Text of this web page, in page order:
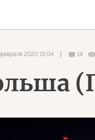
2020 15:04 14